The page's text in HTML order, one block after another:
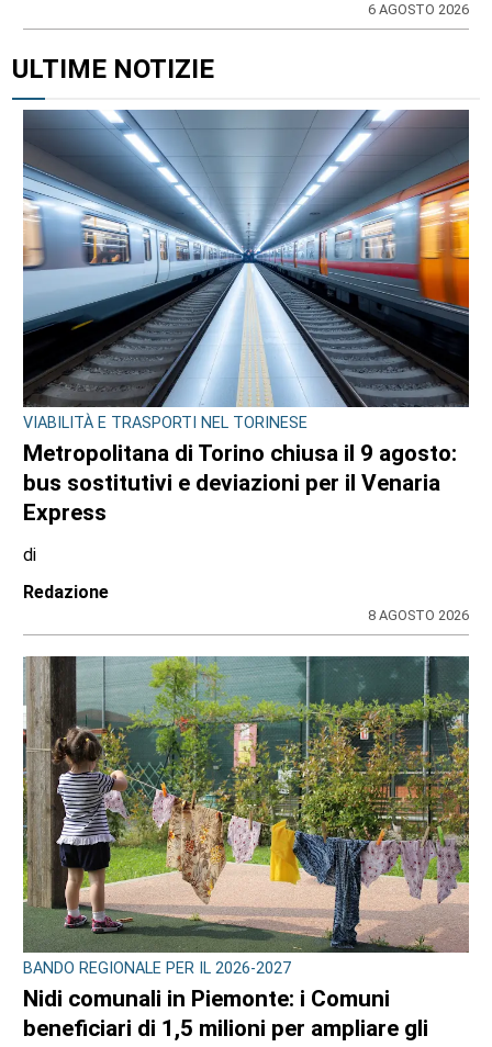
6 AGOSTO 2026
ULTIME NOTIZIE
VIABILITÀ E TRASPORTI NEL TORINESE
Metropolitana di Torino chiusa il 9 agosto:
bus sostitutivi e deviazioni per il Venaria
Express
di
Redazione
8 AGOSTO 2026
BANDO REGIONALE PER IL 2026-2027
Nidi comunali in Piemonte: i Comuni
beneficiari di 1,5 milioni per ampliare gli